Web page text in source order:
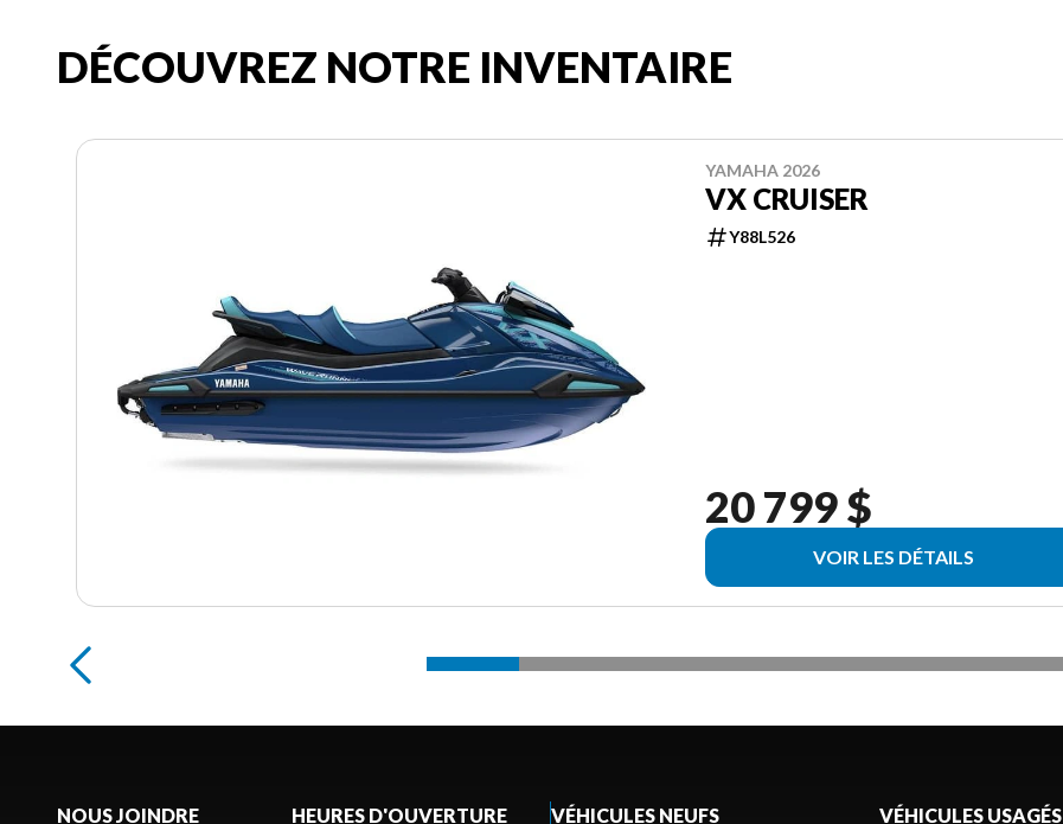
DÉCOUVREZ NOTRE INVENTAIRE
YAMAHA 2026
VX CRUISER
Y88L526
20 799 $
VOIR LES DÉTAILS
NOUS JOINDRE HEURES D'OUVERTURE VÉHICULES NEUFS VÉHICULES USAGÉS